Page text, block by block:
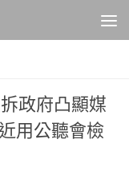
政府凸顯媒
用公聽會檢